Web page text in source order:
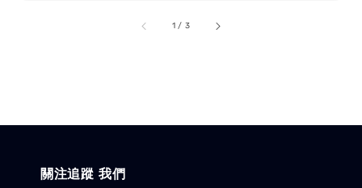
1 / accessibility.of
3
關注追蹤 我們